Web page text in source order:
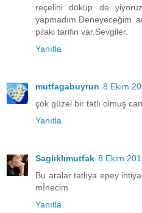
reçelini döküp de
yapmadım.Deneyeceğim
pilaki tarifin var.Sevgiler.
Yanıtla
mutfagabuyrun 8 Ekim
çok güzel bir tatlı olmuş
Yanıtla
Saglıklımutfak 8 Ekim
Bu aralar tatlıya epey
mİnecim
Yanıtla